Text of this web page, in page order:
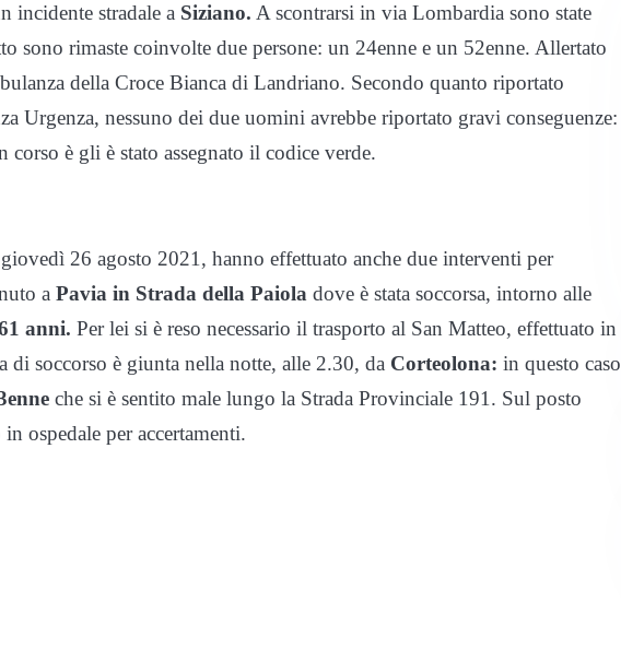
incidente stradale a Siziano. A scontrarsi in via Lombardia sono state
sono rimaste coinvolte due persone: un 24enne e un 52enne. Allertato
della Croce Bianca di Landriano. Secondo quanto riportato
Urgenza, nessuno dei due uomini avrebbe riportato gravi conseguenze:
corso è gli è stato assegnato il codice verde.
26 agosto 2021, hanno effettuato anche due interventi per
a Pavia in Strada della Paiola dove è stata soccorsa, intorno alle
anni. Per lei si è reso necessario il trasporto al San Matteo, effettuato in
di soccorso è giunta nella notte, alle 2.30, da Corteolona: in questo caso
che si è sentito male lungo la Strada Provinciale 191. Sul posto
ospedale per accertamenti.